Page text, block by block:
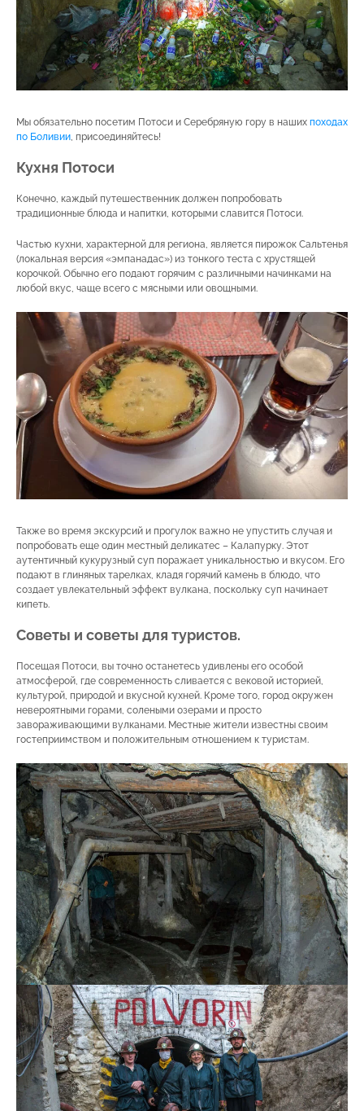
Мы обязательно посетим Потоси и Серебряную гору в наших походах
по Боливии, присоединяйтесь!
Кухня Потоси
Конечно, каждый путешественник должен попробовать
традиционные блюда и напитки, которыми славится Потоси.
Частью кухни, характерной для региона, является пирожок Сальтенья
(локальная версия «эмпанадас») из тонкого теста с хрустящей
корочкой. Обычно его подают горячим с различными начинками на
любой вкус, чаще всего с мясными или овощными.
Также во время экскурсий и прогулок важно не упустить случая и
попробовать еще один местный деликатес – Калапурку. Этот
аутентичный кукурузный суп поражает уникальностью и вкусом. Его
подают в глиняных тарелках, кладя горячий камень в блюдо, что
создает увлекательный эффект вулкана, поскольку суп начинает
кипеть.
Советы и советы для туристов.
Посещая Потоси, вы точно останетесь удивлены его особой
атмосферой, где современность сливается с вековой историей,
культурой, природой и вкусной кухней. Кроме того, город окружен
невероятными горами, солеными озерами и просто
завораживающими вулканами. Местные жители известны своим
гостеприимством и положительным отношением к туристам.